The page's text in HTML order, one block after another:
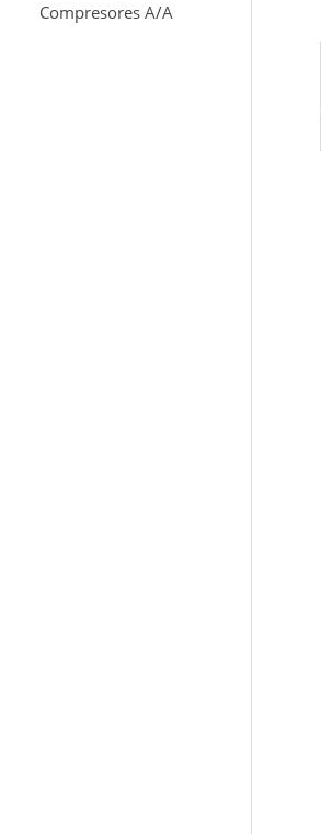
Compresores A/A